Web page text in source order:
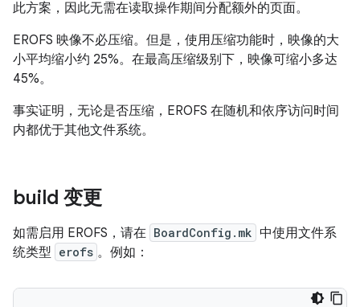
此方案，因此无需在读取操作期间分配额外的页面。
EROFS 映像不必压缩。但是，使用压缩功能时，映像的大
小平均缩小约 25%。在最高压缩级别下，映像可缩小多达
45%。
事实证明，无论是否压缩，EROFS 在随机和依序访问时间
内都优于其他文件系统。
build 变更
如需启用 EROFS，请在 BoardConfig.mk 中使用文件系
统类型 erofs 。例如：